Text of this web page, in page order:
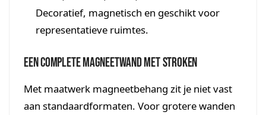
Decoratief, magnetisch en geschikt voor
representatieve ruimtes.
Een complete magneetwand met stroken
Met maatwerk magneetbehang zit je niet vast
aan standaardformaten. Voor grotere wanden